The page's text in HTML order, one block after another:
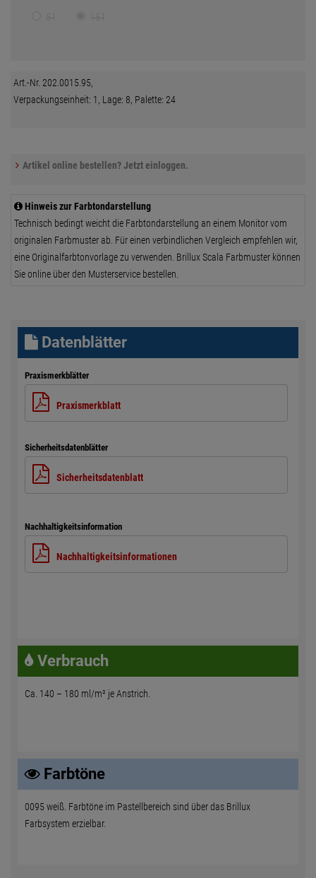
Art.-Nr. 202.0015.95,
Verpackungseinheit: 1, Lage: 8, Palette: 24
Artikel online bestellen? Jetzt einloggen.
Hinweis zur Farbtondarstellung
Technisch bedingt weicht die Farbtondarstellung an einem Monitor vom
originalen Farbmuster ab. Für einen verbindlichen Vergleich empfehlen wir,
eine Originalfarbtonvorlage zu verwenden. Brillux Scala Farbmuster können
Sie online über den Musterservice bestellen.
Datenblätter
Praxismerkblätter
Praxismerkblatt
Sicherheitsdatenblätter
Sicherheitsdatenblatt
Nachhaltigkeitsinformation
Nachhaltigkeitsinformationen
Verbrauch
Ca. 140 – 180 ml/m² je Anstrich.
Farbtöne
0095 weiß. Farbtöne im Pastellbereich sind über das Brillux
Farbsystem erzielbar.